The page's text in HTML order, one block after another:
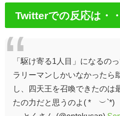
Twitterでの反応は・
「駆け寄る1人目」になるの
ラリーマンしかいなかったら
し、四天王を召喚できたのは
たの力だと思うのよ( *´︶`*)